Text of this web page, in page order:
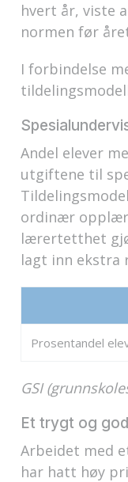
hvert år, viste
normen før
I forbindelse
Andel elever
utgiftene til
ordinær
lærertetthet
lagt inn ekstra
Prosentandel
GSI
Et trygt og
Arbeidet med
har hatt høy